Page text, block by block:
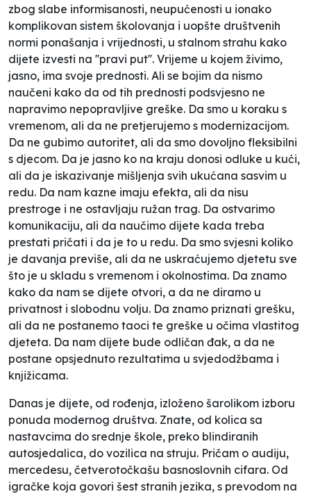
zbog slabe informisanosti, neupućenosti u ionako
komplikovan sistem školovanja i uopšte društvenih
normi ponašanja i vrijednosti, u stalnom strahu kako
dijete izvesti na ''pravi put''. Vrijeme u kojem živimo,
jasno, ima svoje prednosti. Ali se bojim da nismo
naučeni kako da od tih prednosti podsvjesno ne
napravimo nepopravljive greške. Da smo u koraku s
vremenom, ali da ne pretjerujemo s modernizacijom.
Da ne gubimo autoritet, ali da smo dovoljno fleksibilni
s djecom. Da je jasno ko na kraju donosi odluke u kući,
ali da je iskazivanje mišljenja svih ukućana sasvim u
redu. Da nam kazne imaju efekta, ali da nisu
prestroge i ne ostavljaju ružan trag. Da ostvarimo
komunikaciju, ali da naučimo dijete kada treba
prestati pričati i da je to u redu. Da smo svjesni koliko
je davanja previše, ali da ne uskraćujemo djetetu sve
što je u skladu s vremenom i okolnostima. Da znamo
kako da nam se dijete otvori, a da ne diramo u
privatnost i slobodnu volju. Da znamo priznati grešku,
ali da ne postanemo taoci te greške u očima vlastitog
djeteta. Da nam dijete bude odličan đak, a da ne
postane opsjednuto rezultatima u svjedodžbama i
knjižicama.
Danas je dijete, od rođenja, izloženo šarolikom izboru
ponuda modernog društva. Znate, od kolica sa
nastavcima do srednje škole, preko blindiranih
autosjedalica, do vozilica na struju. Pričam o audiju,
mercedesu, četverotočkašu basnoslovnih cifara. Od
igračke koja govori šest stranih jezika, s prevodom na